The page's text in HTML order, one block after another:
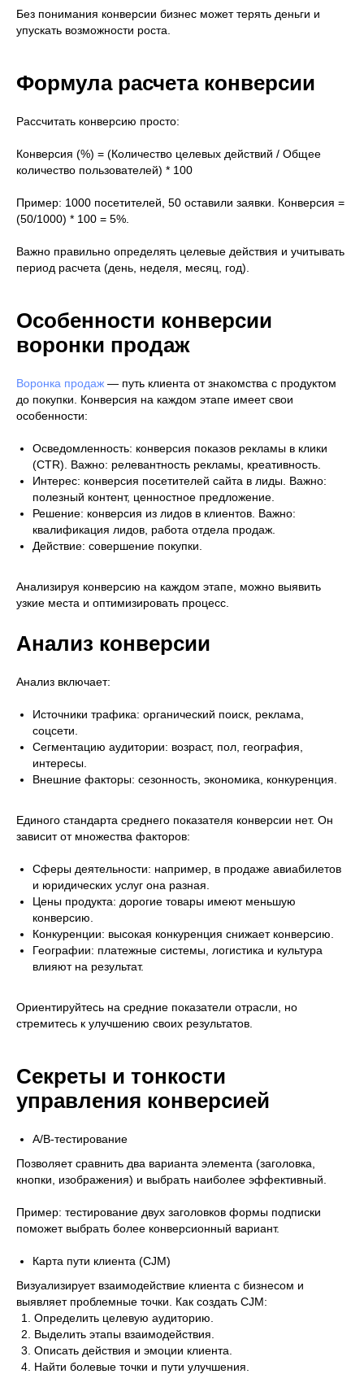
Без понимания конверсии бизнес может терять деньги и
упускать возможности роста.
Формула расчета конверсии
Рассчитать конверсию просто:
Конверсия (%) = (Количество целевых действий / Общее
количество пользователей) * 100
Пример: 1000 посетителей, 50 оставили заявки. Конверсия =
(50/1000) * 100 = 5%.
Важно правильно определять целевые действия и учитывать
период расчета (день, неделя, месяц, год).
Особенности конверсии
воронки продаж
Воронка продаж — путь клиента от знакомства с продуктом
до покупки. Конверсия на каждом этапе имеет свои
особенности:
Осведомленность: конверсия показов рекламы в клики
(CTR). Важно: релевантность рекламы, креативность.
Интерес: конверсия посетителей сайта в лиды. Важно:
полезный контент, ценностное предложение.
Решение: конверсия из лидов в клиентов. Важно:
квалификация лидов, работа отдела продаж.
Действие: совершение покупки.
Анализируя конверсию на каждом этапе, можно выявить
узкие места и оптимизировать процесс.
Анализ конверсии
Анализ включает:
Источники трафика: органический поиск, реклама,
соцсети.
Сегментацию аудитории: возраст, пол, география,
интересы.
Внешние факторы: сезонность, экономика, конкуренция.
Единого стандарта среднего показателя конверсии нет. Он
зависит от множества факторов:
Сферы деятельности: например, в продаже авиабилетов
и юридических услуг она разная.
Цены продукта: дорогие товары имеют меньшую
конверсию.
Конкуренции: высокая конкуренция снижает конверсию.
Географии: платежные системы, логистика и культура
влияют на результат.
Ориентируйтесь на средние показатели отрасли, но
стремитесь к улучшению своих результатов.
Секреты и тонкости
управления конверсией
A/B-тестирование
Позволяет сравнить два варианта элемента (заголовка,
кнопки, изображения) и выбрать наиболее эффективный.
Пример: тестирование двух заголовков формы подписки
поможет выбрать более конверсионный вариант.
Карта пути клиента (CJM)
Визуализирует взаимодействие клиента с бизнесом и
выявляет проблемные точки. Как создать CJM:
Определить целевую аудиторию.
Выделить этапы взаимодействия.
Описать действия и эмоции клиента.
Найти болевые точки и пути улучшения.